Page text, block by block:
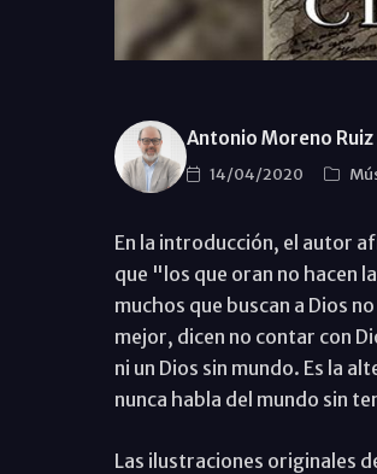
Antonio Moreno Ruiz
14/04/2020
En la introducción, el autor
que "los que oran no hacen
muchos que buscan a Dios
mejor, dicen no contar con
ni un Dios sin mundo. Es la
nunca habla del mundo sin
Las ilustraciones originales